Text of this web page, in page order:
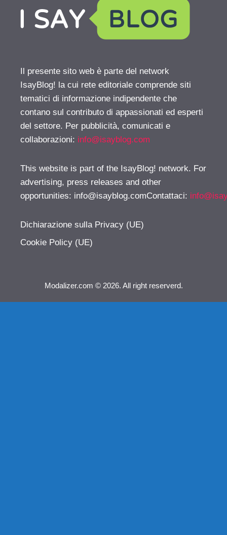
Il presente sito web è parte del network
IsayBlog! la cui rete editoriale comprende siti
tematici di informazione indipendente che
contano sul contributo di appassionati ed esperti
del settore. Per pubblicità, comunicati e
collaborazioni: info@isayblog.com
This website is part of the IsayBlog! network. For
advertising, press releases and other
opportunities: info@isayblog.comContattaci:
Dichiarazione sulla Privacy (UE)
Cookie Policy (UE)
Modalizer.com © 2026. All right reserverd.